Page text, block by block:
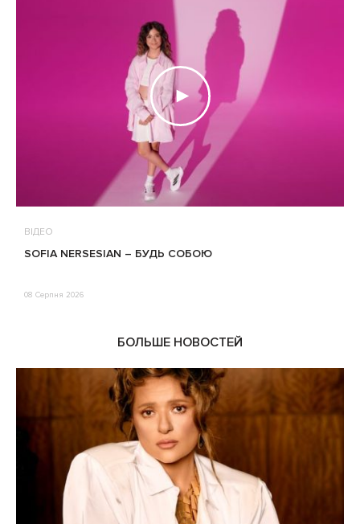
ВІДЕО
SOFIA NERSESIAN – БУДЬ СОБОЮ
08 Серпня 2026
БОЛЬШЕ НОВОСТЕЙ